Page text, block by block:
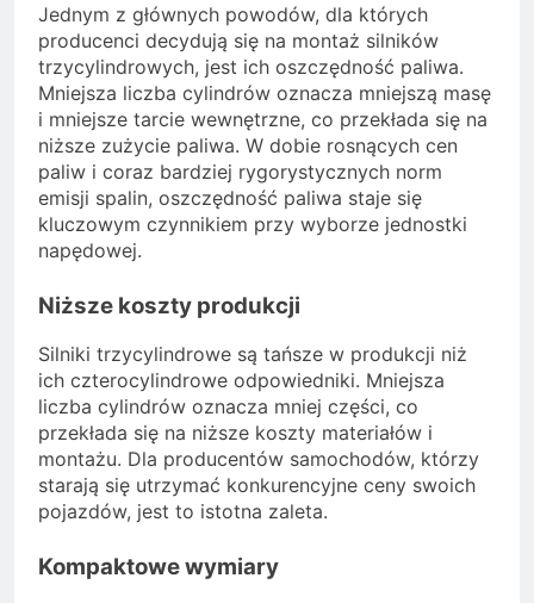
Jednym z głównych powodów, dla których
producenci decydują się na montaż silników
trzycylindrowych, jest ich oszczędność paliwa.
Mniejsza liczba cylindrów oznacza mniejszą masę
i mniejsze tarcie wewnętrzne, co przekłada się na
niższe zużycie paliwa. W dobie rosnących cen
paliw i coraz bardziej rygorystycznych norm
emisji spalin, oszczędność paliwa staje się
kluczowym czynnikiem przy wyborze jednostki
napędowej.
Niższe koszty produkcji
Silniki trzycylindrowe są tańsze w produkcji niż
ich czterocylindrowe odpowiedniki. Mniejsza
liczba cylindrów oznacza mniej części, co
przekłada się na niższe koszty materiałów i
montażu. Dla producentów samochodów, którzy
starają się utrzymać konkurencyjne ceny swoich
pojazdów, jest to istotna zaleta.
Kompaktowe wymiary